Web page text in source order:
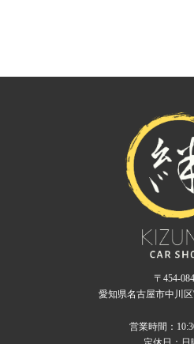
〒454-
愛知県名古屋市中川
営業時間：